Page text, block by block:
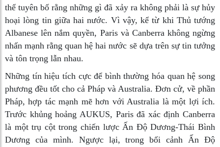
thể tuyên bố rằng những gì đã xảy ra không phải là sự hủy
hoại lòng tin giữa hai nước. Vì vậy, kể từ khi Thủ tướng
Albanese lên nắm quyền, Paris và Canberra không ngừng
nhấn mạnh rằng quan hệ hai nước sẽ dựa trên sự tin tưởng
và tôn trọng lẫn nhau.
Những tín hiệu tích cực để bình thường hóa quan hệ song
phương đều tốt cho cả Pháp và Australia. Đơn cử, về phần
Pháp, hợp tác mạnh mẽ hơn với Australia là một lợi ích.
Trước khủng hoảng AUKUS, Paris đã xác định Canberra
là một trụ cột trong chiến lược Ấn Độ Dương-Thái Bình
Dương của mình. Ngược lại, trong bối cảnh Ấn Độ